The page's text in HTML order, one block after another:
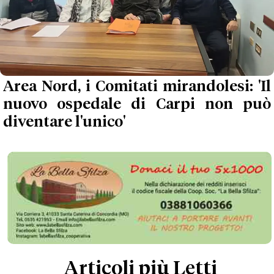
Area Nord, i Comitati mirandolesi: 'Il
nuovo ospedale di Carpi non può
diventare l'unico'
Articoli più Letti